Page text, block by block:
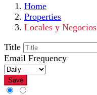
Home
Properties
Locales y Negocios
Title
Email Frequency
Save